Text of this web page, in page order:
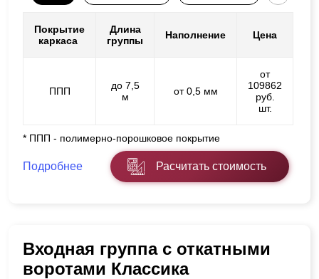
Покрытие
каркаса
Длина
группы
Наполнение Цена
ППП
до 7,5
м
от 0,5 мм
от
109862
руб.
шт.
* ППП - полимерно-порошковое покрытие
Подробнее Расчитать стоимость
Входная группа с откатными
воротами Классика